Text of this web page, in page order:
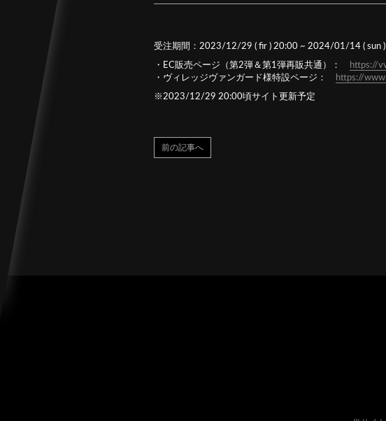
受注期間：2023/12/29 ( fir ) 20:00 ~ 2024/01/14 ( sun
・EC販売ページ（第2弾＆第1弾再販共通）： https://
・ヴィレッジヴァンガード様特設ページ：
https://
※2023/12/29 20:00頃サイト更新予定
前の記事へ